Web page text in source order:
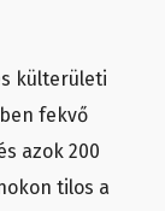
külterületi
fekvő
azok 200
tilos a